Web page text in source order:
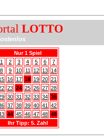
LOTTO
Nur 1 Spiel
1
2 3 4 5 6
7
8
9 10 11 12 13 14
16 17 18 19 20 21
23 24 25 26 27 28
30 31 32 33 34 35
37 38 39 40 41
42
44 45 46 47 48 49
Ihr Tipp: 5. Zahl